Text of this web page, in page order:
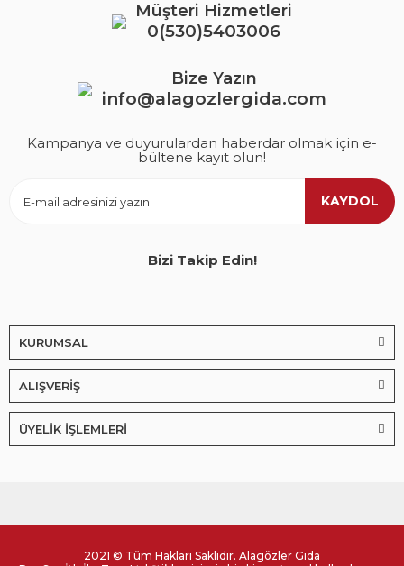
Müşteri Hizmetleri
0(530)5403006
Bize Yazın
info@alagozlergida.com
Kampanya ve duyurulardan haberdar olmak için e-
bültene kayıt olun!
KAYDOL
Bizi Takip Edin!
KURUMSAL
ALIŞVERİŞ
ÜYELİK İŞLEMLERİ
2021 © Tüm Hakları Saklıdır. Alagözler Gıda